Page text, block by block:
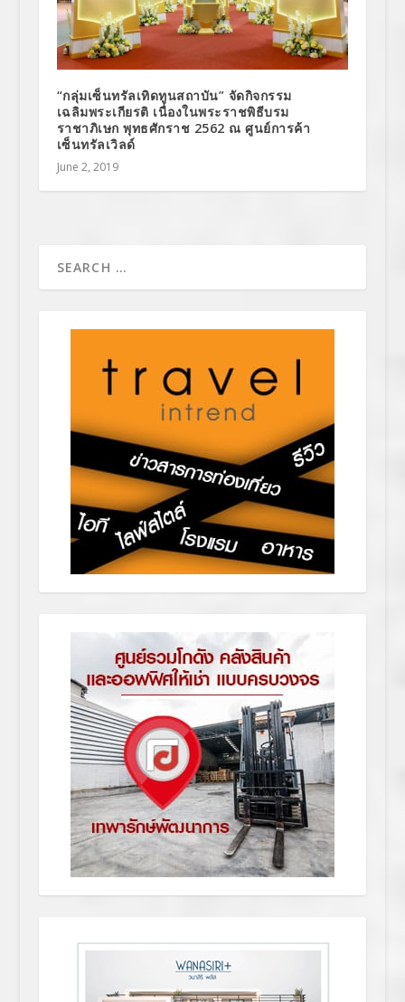
“กลุ่มเซ็นทรัลเทิดทูนสถาบัน” จัดกิจกรรม
เฉลิมพระเกียรติ เนื่องในพระราชพิธีบรม
ราชาภิเษก พุทธศักราช 2562 ณ ศูนย์การค้า
เซ็นทรัลเวิลด์
June 2, 2019